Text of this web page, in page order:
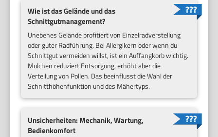
Wie ist das Gelände und das
Schnittgutmanagement?
Unebenes Gelände profitiert von Einzelradverstellung
oder guter Radführung. Bei Allergikern oder wenn du
Schnittgut vermeiden willst, ist ein Auffangkorb wichtig.
Mulchen reduziert Entsorgung, erhöht aber die
Verteilung von Pollen. Das beeinflusst die Wahl der
Schnitthöhenfunktion und des Mähertyps.
Unsicherheiten: Mechanik, Wartung,
Bedienkomfort